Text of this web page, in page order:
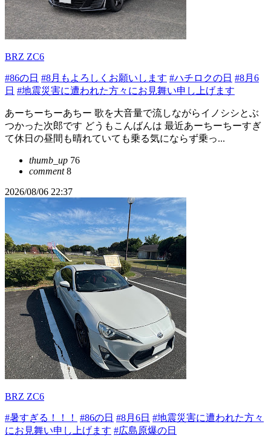
BRZ ZC6
#86の日 #8月もよろしくお願いします #ハチロクの日 #8月6
日 #地震災害に遭われた方々にお見舞い申し上げます
あーちーちーあちー 歌を大音量で流しながらイノシシとぶ
つかった次郎です どうもこんばんは 最近あーちーちーすぎ
て休日の昼間も晴れていても乗る気にならず乗っ...
thumb_up 76
comment8
2026/08/06 22:37
BRZ ZC6
#暑すぎる！！！ #86の日 #8月6日 #地震災害に遭われた方々
にお見舞い申し上げます #広島原爆の日